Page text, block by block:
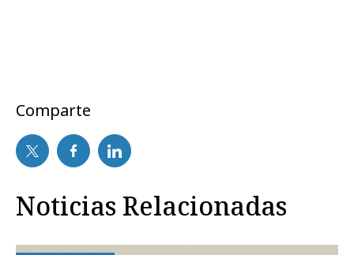
Comparte
Noticias Relacionadas